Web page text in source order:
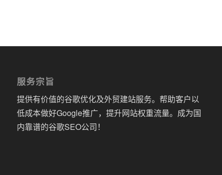
服务宗旨
提供有价值的谷歌优化及外贸建站服务。帮助客户以
低成本做好Google推广，提升网站权重流量。成为国
内靠谱的谷歌SEO公司！